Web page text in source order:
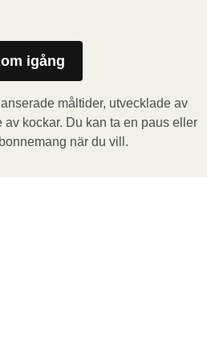
du tar bort folien. Se upp
behållaren.
ugnen. Ta bort kartongremsan
Placera behållaren i den
måltiden i 20 minuter. Låt
igång
måltider, utvecklade av
kockar. Du kan ta en paus eller
när du vill.